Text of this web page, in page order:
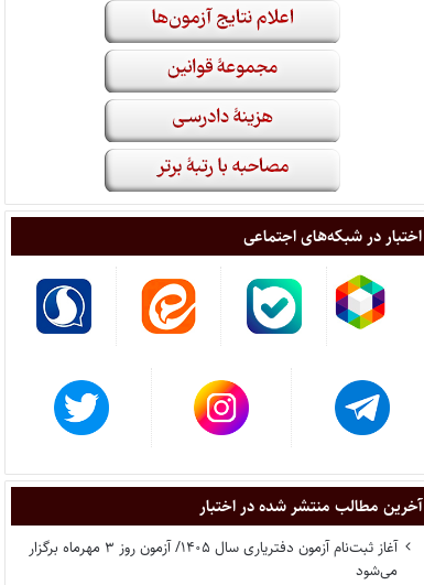
اختبار در شبکه‌های اجتماعی
آخرین مطالب منتشر شده در اختبار
آغاز ثبت‌نام آزمون دفتریاری سال ۱۴۰۵/ آزمون روز ۳ مهرماه برگزار
می‌شود